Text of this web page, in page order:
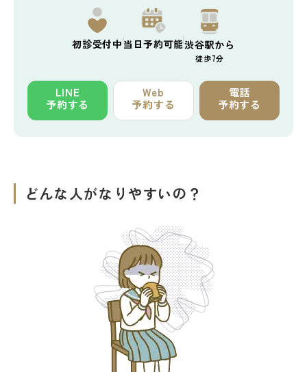
初診受付中当日予約可能渋谷駅から
徒歩7分
LINE
予約する
Web
予約する
電話
予約する
どんな人がなりやすいの？